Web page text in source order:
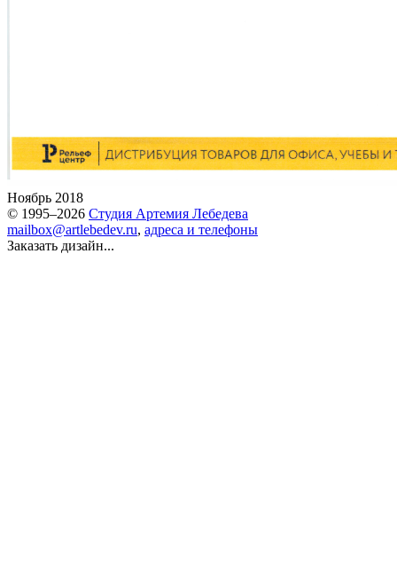
Ноябрь 2018
© 1995–2026 Студия Артемия Лебедева
mailbox@artlebedev.ru, адреса и телефоны
Заказать дизайн...